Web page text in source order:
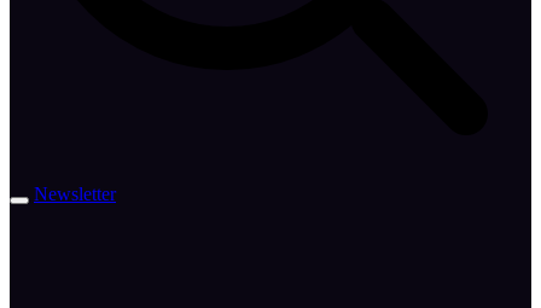
Newsletter